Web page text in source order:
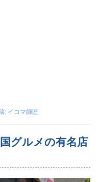
: イコマ師匠
グルメの有名店